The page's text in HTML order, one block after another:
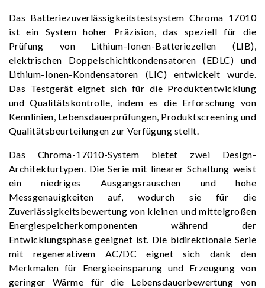
Das Batteriezuverlässigkeitstestsystem Chroma 17010
ist ein System hoher Präzision, das speziell für die
Prüfung von Lithium-Ionen-Batteriezellen (LIB),
elektrischen Doppelschichtkondensatoren (EDLC) und
Lithium-Ionen-Kondensatoren (LIC) entwickelt wurde.
Das Testgerät eignet sich für die Produktentwicklung
und Qualitätskontrolle, indem es die Erforschung von
Kennlinien, Lebensdauerprüfungen, Produktscreening und
Qualitätsbeurteilungen zur Verfügung stellt.
Das Chroma-17010-System bietet zwei Design-
Architekturtypen. Die Serie mit linearer Schaltung weist
ein niedriges Ausgangsrauschen und hohe
Messgenauigkeiten auf, wodurch sie für die
Zuverlässigkeitsbewertung von kleinen und mittelgroßen
Energiespeicherkomponenten während der
Entwicklungsphase geeignet ist. Die bidirektionale Serie
mit regenerativem AC/DC eignet sich dank den
Merkmalen für Energieeinsparung und Erzeugung von
geringer Wärme für die Lebensdauerbewertung von